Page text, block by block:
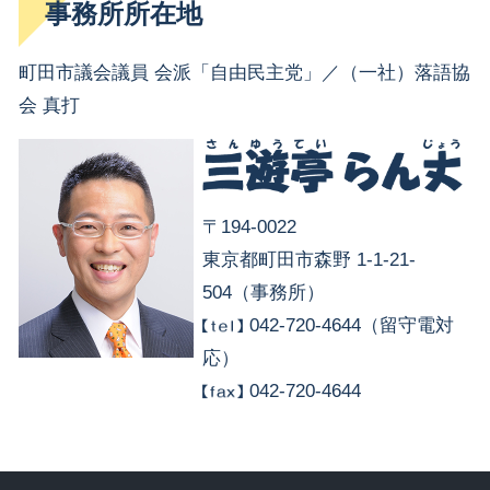
事務所所在地
町田市議会議員 会派「自由民主党」／（一社）落語協
会 真打
〒194-0022
東京都町田市森野 1-1-21-
504（事務所）
042-720-4644（留守電対
応）
042-720-4644